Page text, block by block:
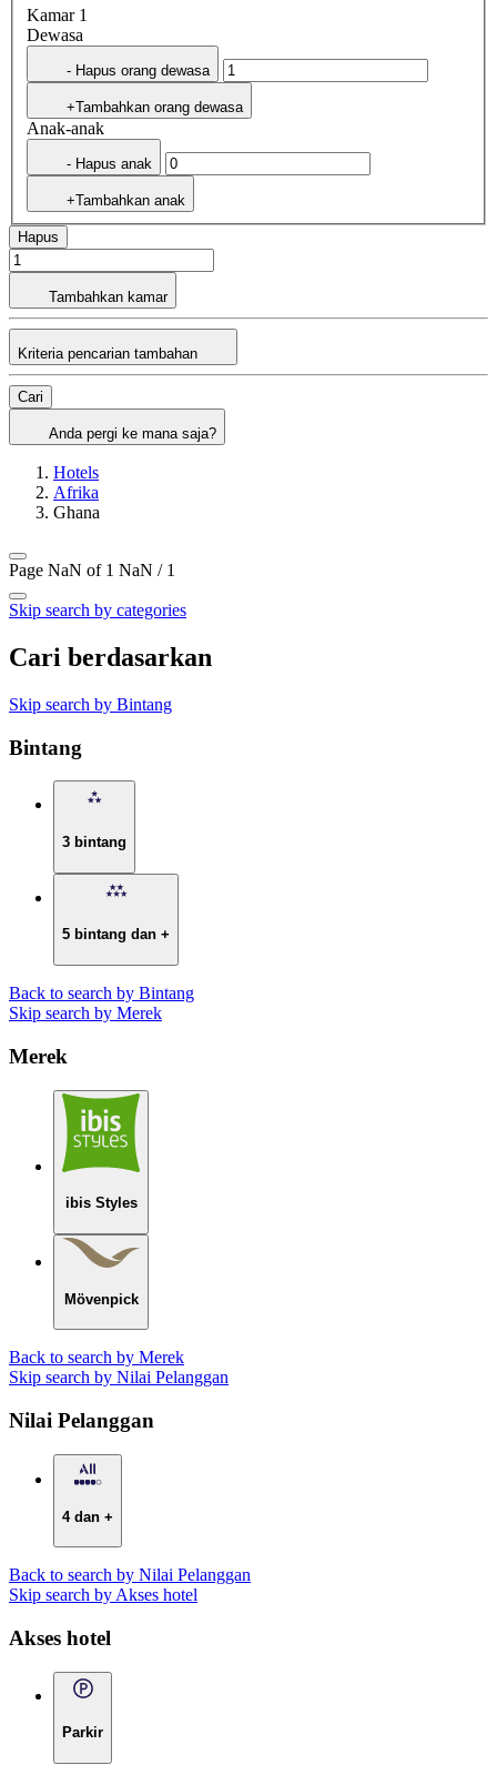
Kamar 1
Dewasa
- Hapus orang dewasa
+Tambahkan orang dewasa
Anak-anak
- Hapus anak
+Tambahkan anak
Hapus
Tambahkan kamar
Kriteria pencarian tambahan
Cari
Anda pergi ke mana saja?
Hotels
Afrika
Ghana
Page NaN of 1 NaN / 1
Skip search by categories
Cari berdasarkan
Skip search by Bintang
Bintang
3 bintang
5 bintang dan +
Back to search by Bintang
Skip search by Merek
Merek
ibis Styles
Mövenpick
Back to search by Merek
Skip search by Nilai Pelanggan
Nilai Pelanggan
4 dan +
Back to search by Nilai Pelanggan
Skip search by Akses hotel
Akses hotel
Parkir